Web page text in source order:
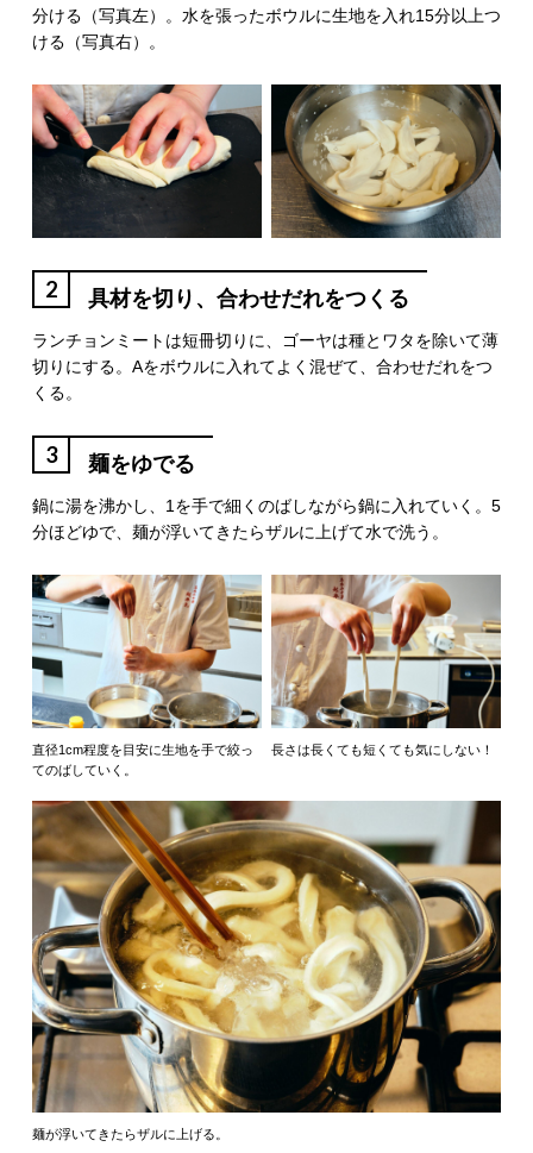
分ける（写真左）。水を張ったボウルに生地を入れ15分以上つ
ける（写真右）。
2 具材を切り、合わせだれをつくる
ランチョンミートは短冊切りに、ゴーヤは種とワタを除いて薄
切りにする。Aをボウルに入れてよく混ぜて、合わせだれをつ
くる。
3 麺をゆでる
鍋に湯を沸かし、1を手で細くのばしながら鍋に入れていく。5
分ほどゆで、麺が浮いてきたらザルに上げて水で洗う。
直径1cm程度を目安に生地を手で絞っ
てのばしていく。
長さは長くても短くても気にしない！
麺が浮いてきたらザルに上げる。